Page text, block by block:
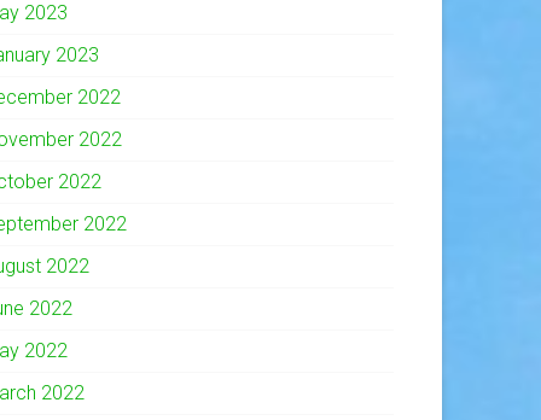
2023
2023
2022
2022
2022
2022
2022
2022
2022
2022